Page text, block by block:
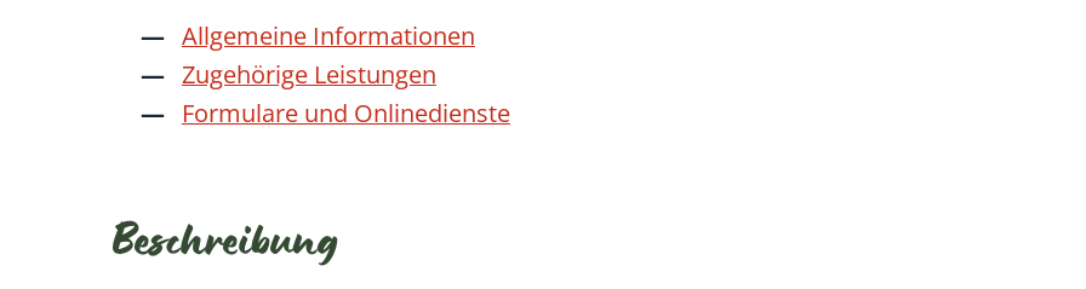
Allgemeine Informationen
Zugehörige Leistungen
Formulare und Onlinedienste
Beschreibung